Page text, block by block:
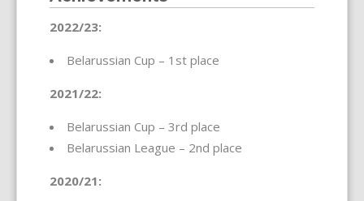
2022/23:
Belarussian Cup – 1st place
2021/22:
Belarussian Cup – 3rd place
Belarussian League – 2nd place
2020/21: